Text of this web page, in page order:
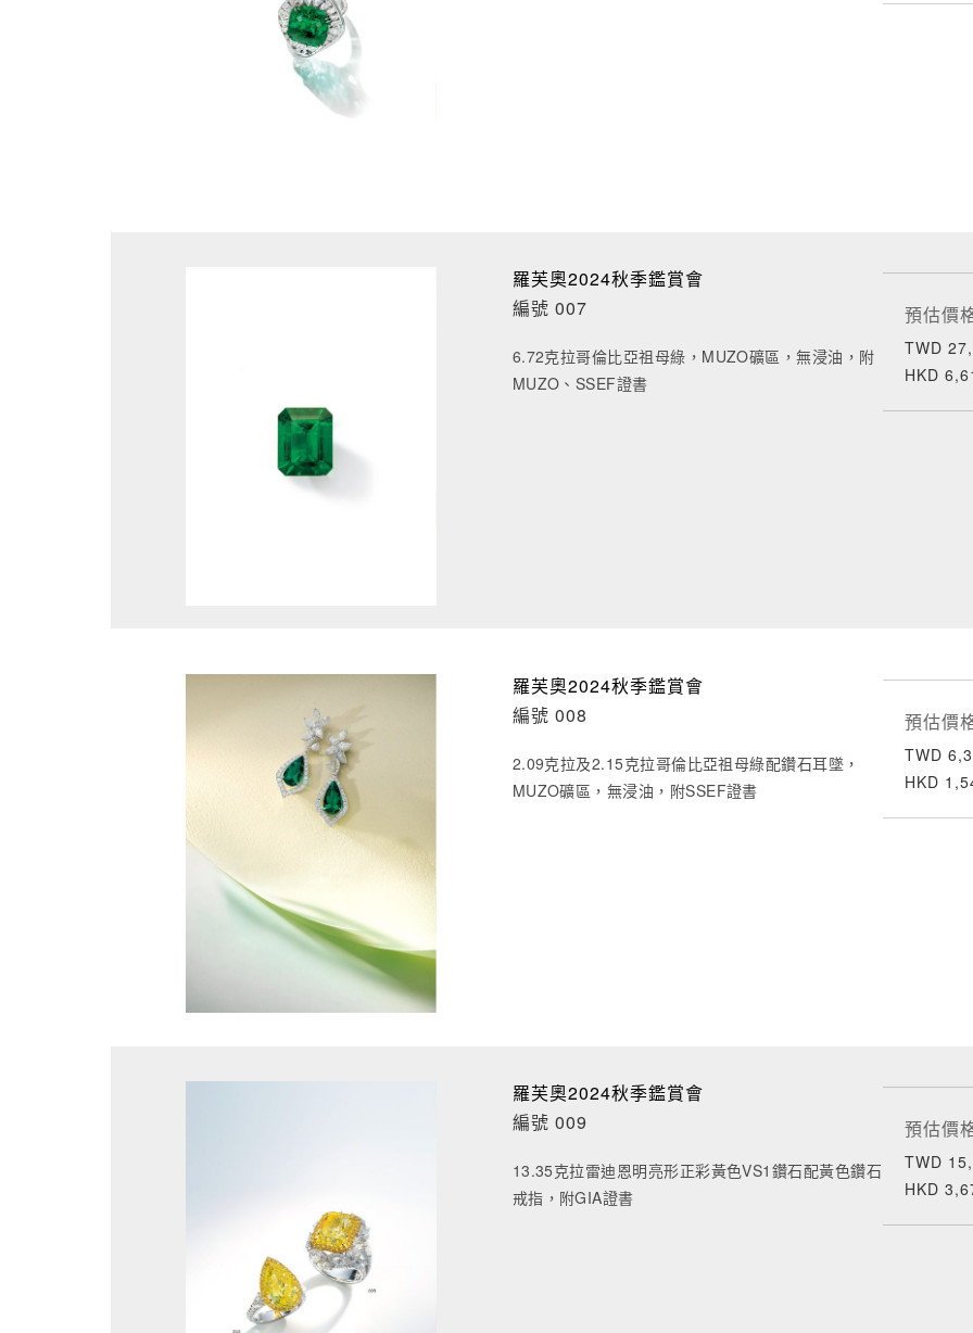
羅芙奧2024秋季鑑賞會
編號 007
6.72克拉哥倫比亞祖母綠，MUZO礦區，無浸油，附
MUZO、SSEF證書
預估價
TWD
HKD
羅芙奧2024秋季鑑賞會
編號 008
2.09克拉及2.15克拉哥倫比亞祖母綠配鑽石耳墜，
MUZO礦區，無浸油，附SSEF證書
預估價
TWD
HKD
羅芙奧2024秋季鑑賞會
編號 009
13.35克拉雷迪恩明亮形正彩黃色VS1鑽石配黃色鑽石
戒指，附GIA證書
預估價
TWD
HKD